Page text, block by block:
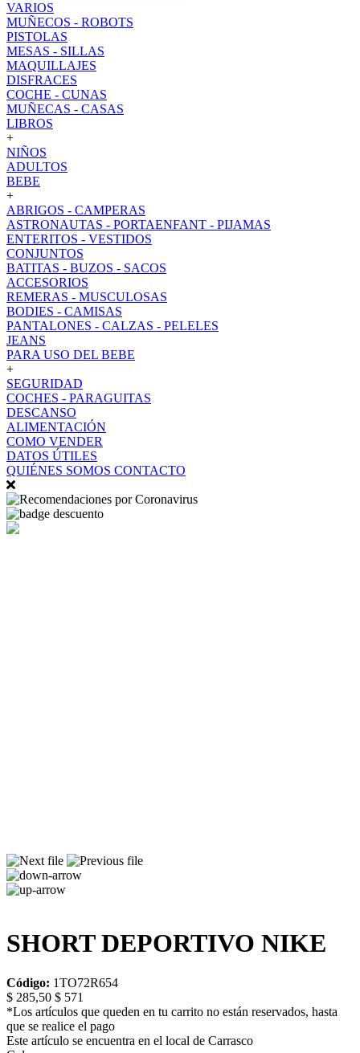
VARIOS
MUÑECOS - ROBOTS
PISTOLAS
MESAS - SILLAS
MAQUILLAJES
DISFRACES
COCHE - CUNAS
MUÑECAS - CASAS
LIBROS
+
NIÑOS
ADULTOS
BEBE
+
ABRIGOS - CAMPERAS
ASTRONAUTAS - PORTAENFANT - PIJAMAS
ENTERITOS - VESTIDOS
CONJUNTOS
BATITAS - BUZOS - SACOS
ACCESORIOS
REMERAS - MUSCULOSAS
BODIES - CAMISAS
PANTALONES - CALZAS - PELELES
JEANS
PARA USO DEL BEBE
+
SEGURIDAD
COCHES - PARAGUITAS
DESCANSO
ALIMENTACIÓN
COMO VENDER
DATOS ÚTILES
QUIÉNES SOMOS CONTACTO
SHORT DEPORTIVO NIKE
Código: 1TO72R654
$ 285,50 $ 571
*Los artículos que queden en tu carrito no están reservados, hasta
que se realice el pago
Este artículo se encuentra en el local de Carrasco